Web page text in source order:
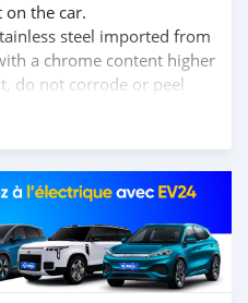
on the car.
steel imported from
a chrome content higher
do not corrode or peel
volvo-amazon-euro-
car, Please contact